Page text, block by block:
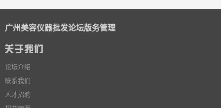
广州美容仪器批发论坛版务管理
论坛介绍
联系我们
人才招聘